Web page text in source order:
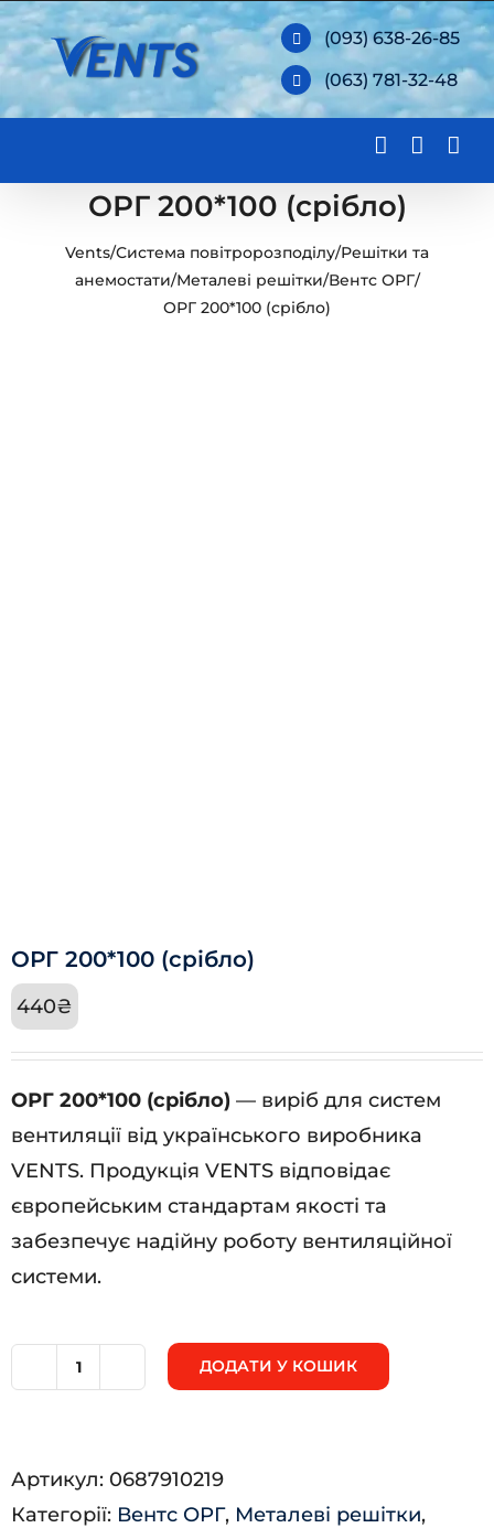
Skip
to
content
(093) 638-26-85
(063) 781-32-48
ОРГ 200*100 (срібло)
Vents/Система повітророзподілу/Решітки та
анемостати/Металеві решітки/Вентс ОРГ/
ОРГ 200*100 (срібло)
ОРГ 200*100 (срібло)
440₴
ОРГ 200*100 (срібло) — виріб для систем
вентиляції від українського виробника
VENTS. Продукція VENTS відповідає
європейським стандартам якості та
забезпечує надійну роботу вентиляційної
системи.
кількість
ДОДАТИ У КОШИК
Артикул: 0687910219
Категорії: Вентс ОРГ, Металеві решітки,